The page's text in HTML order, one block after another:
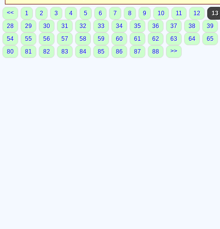
<< 1 2 3 4 5 6 7 8 9 10 11 12
13
28
29 30 31 32 33 34 35 36 37 38
39
54
55 56 57 58 59 60 61 62 63 64
65
80
81 82 83 84 85 86 87 88 >>